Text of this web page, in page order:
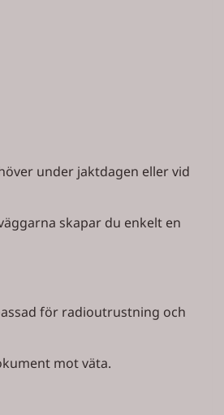
under jaktdagen eller vid
skapar du enkelt en
för radioutrustning och
mot väta.